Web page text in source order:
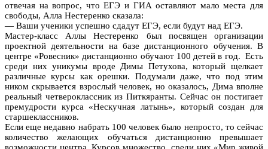
отвечая на вопрос, что ЕГЭ и ГИА оставляют мало места для
свободы, Алла Нестеренко сказала:
— Ваши ученики успешно сдадут ЕГЭ, если будут над ЕГЭ.
Мастер-класс Аллы Нестеренко был посвящен организации
проектной деятельности на базе дистанционного обучения. В
центре «Ровесник» дистанционно обучают 100 детей в год. Есть
среди них уникумы вроде Димы Петухова, который щелкает
различные курсы как орешки. Подумали даже, что под этим
ником скрывается взрослый человек, но оказалось, Дима вполне
реальный четвероклассник из Питкяранты. Сейчас он постигает
премудрости курса «Нескучная латынь», который создан для
старшеклассников.
Если еще недавно набрать 100 человек было непросто, то сейчас
количество желающих обучаться дистанционно превышает